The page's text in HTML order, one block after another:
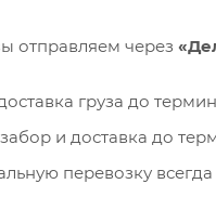
отправляем через
груза до
и доставка до
перевозку